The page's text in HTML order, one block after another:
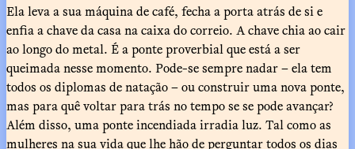
Ela leva a sua máquina de café, fecha a porta atrás de si e
enfia a chave da casa na caixa do correio. A chave chia ao cair
ao longo do metal. É a ponte proverbial que está a ser
queimada nesse momento. Pode-se sempre nadar – ela tem
todos os diplomas de natação – ou construir uma nova ponte,
mas para quê voltar para trás no tempo se se pode avançar?
Além disso, uma ponte incendiada irradia luz. Tal como as
mulheres na sua vida que lhe hão de perguntar todos os dias